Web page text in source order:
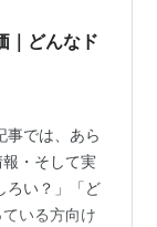
｜どんなド
事では、あら
・そして実
ろい？」「ど
いる方向け